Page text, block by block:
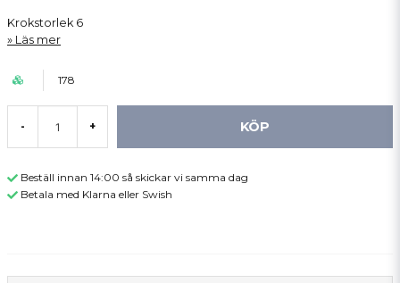
Krokstorlek 6
Läs mer
178
- + KÖP
Beställ innan 14:00 så skickar vi samma dag
Betala med Klarna eller Swish